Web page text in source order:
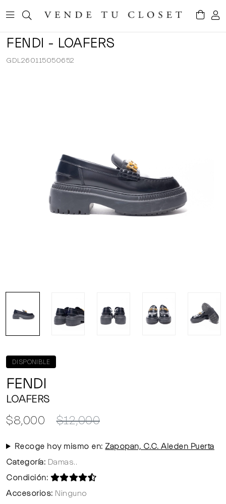
FENDI - LOAFERS
GDL260115050652
DISPONIBLE
FENDI
LOAFERS
$8,000 $12,000
Recoge hoy mismo en: Zapopan, C.C. Aleden Puerta
Categoría: Damas..
Condición:
Accesorios: Ninguno